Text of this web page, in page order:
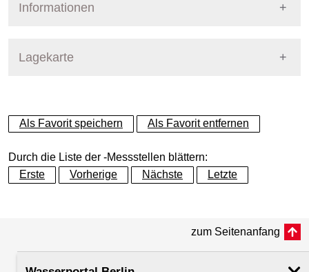
Informationen
Lagekarte
+
−
Als Favorit speichern Als Favorit entfernen
Durch die Liste der -Messstellen blättern:
Erste
Vorherige Nächste Letzte
zum Seitenanfang